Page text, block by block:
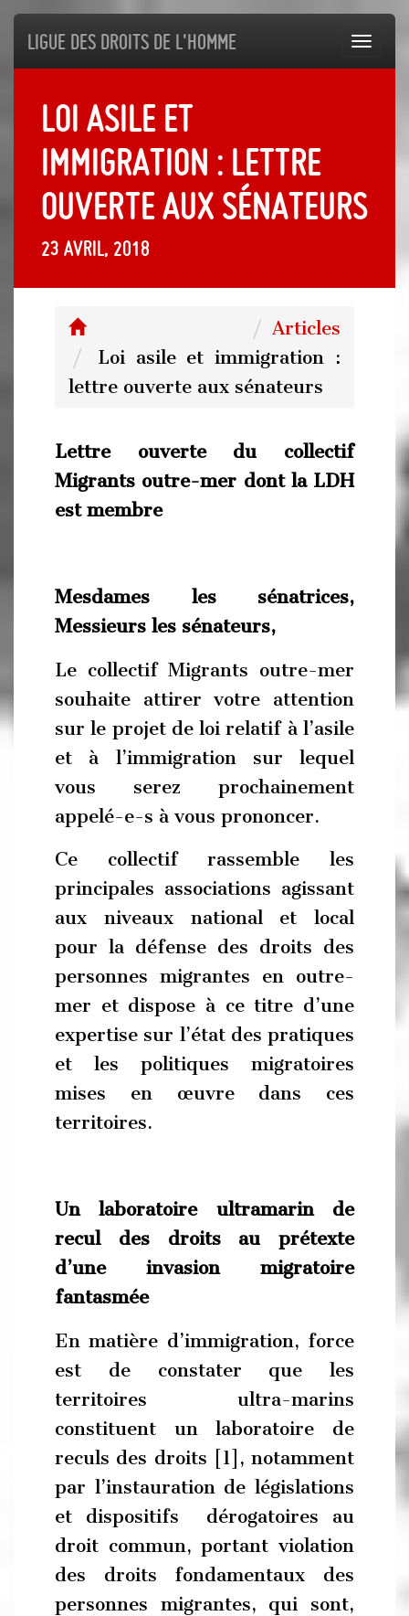
Ligue des droits de l'Homme
Loi asile et
immigration : lettre
ouverte aux sénateurs
23 avril, 2018
Articles
Loi asile et immigration :
lettre ouverte aux sénateurs
Lettre ouverte du collectif
Migrants outre-mer dont la LDH
est membre
Mesdames les sénatrices,
Messieurs les sénateurs,
Le collectif Migrants outre-mer
souhaite attirer votre attention
sur le projet de loi relatif à l’asile
et à l’immigration sur lequel
vous serez prochainement
appelé-e-s à vous prononcer.
Ce collectif rassemble les
principales associations agissant
aux niveaux national et local
pour la défense des droits des
personnes migrantes en outre-
mer et dispose à ce titre d’une
expertise sur l’état des pratiques
et les politiques migratoires
mises en œuvre dans ces
territoires.
Un laboratoire ultramarin de
recul des droits au prétexte
d’une invasion migratoire
fantasmée
En matière d’immigration, force
est de constater que les
territoires ultra-marins
constituent un laboratoire de
reculs des droits [1], notamment
par l’instauration de législations
et dispositifs dérogatoires au
droit commun, portant violation
des droits fondamentaux des
personnes migrantes, qui sont,